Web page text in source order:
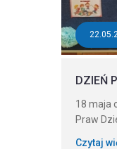
DZIEŃ
18 maja
Praw
Czytaj